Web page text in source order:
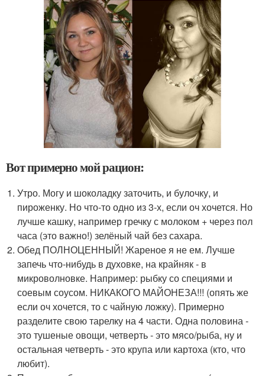
Вот примерно мой рацион:
Утро. Могу и шоколадку заточить, и булочку, и
пироженку. Но что-то одно из 3-х, если оч хочется. Но
лучше кашку, например гречку с молоком + через пол
часа (это важно!) зелёный чай без сахара.
Обед ПОЛНОЦЕННЫЙ! Жареное я не ем. Лучше
запечь что-нибудь в духовке, на крайняк - в
микроволновке. Например: рыбку со специями и
соевым соусом. НИКАКОГО МАЙОНЕЗА!!! (опять же
если оч хочется, то с чайную ложку). Примерно
разделите свою тарелку на 4 части. Одна половина -
это тушеные овощи, четверть - это мясо/рыба, ну и
остальная четверть - это крупа или картоха (кто, что
любит).